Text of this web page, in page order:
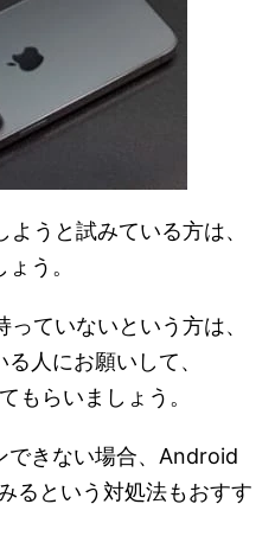
うと試みている方は、
う。
ていないという方は、
人にお願いして、
もらいましょう。
できない場合、Android
るという対処法もおすす